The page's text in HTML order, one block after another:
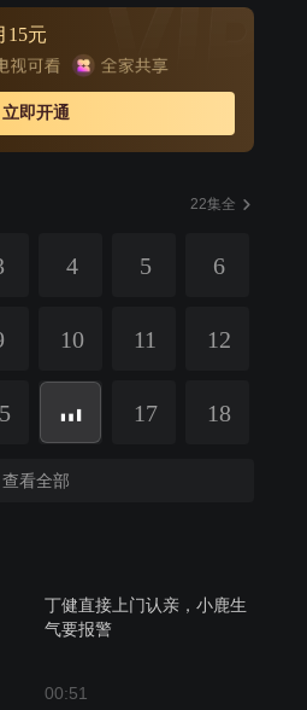
总在最关键的时候心狂跳、莫
失去了信心，觉得度日如年，
改变。小鹿对丁健暗生情愫，
打动。丁健爱上了小鹿，然而
时曾做过心脏移植手术，她短
15元
立即开通
22集全
4 5 6
10 11 12
17 18
查看全部
丁健直接上门认亲，小鹿生
气要报警
00:51